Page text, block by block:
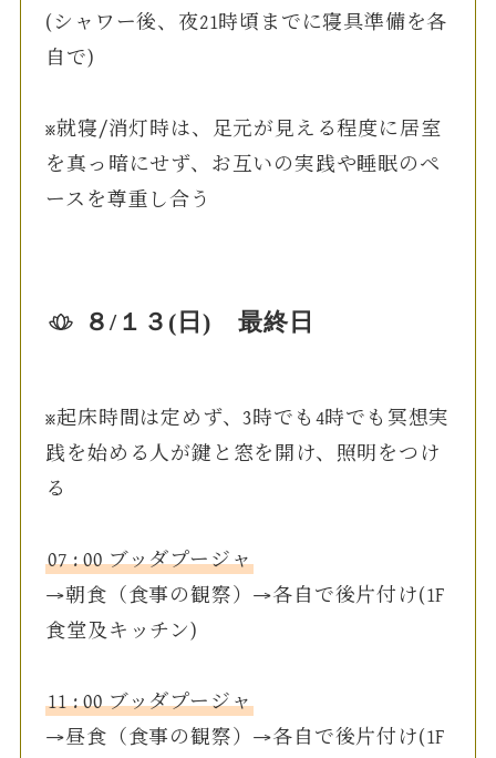
(シャワー後、夜21時頃までに寝具準備を各
自で)
※就寝/消灯時は、足元が見える程度に居室
を真っ暗にせず、お互いの実践や睡眠のペ
ースを尊重し合う
８/１３(日) 最終日
※起床時間は定めず、3時でも4時でも冥想実
践を始める人が鍵と窓を開け、照明をつけ
る
07 : 00 ブッダプージャ
→朝食（食事の観察）→各自で後片付け(1F
食堂及キッチン)
11 : 00 ブッダプージャ
→昼食（食事の観察）→各自で後片付け(1F